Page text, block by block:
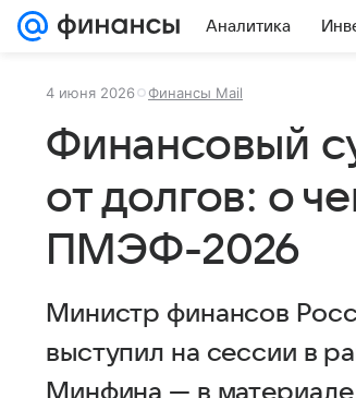
Аналитика
4 июня 2026 Финансы Mail
Финансовый
от долгов: о
ПМЭФ-2026
Министр финансов
выступил на сессии в